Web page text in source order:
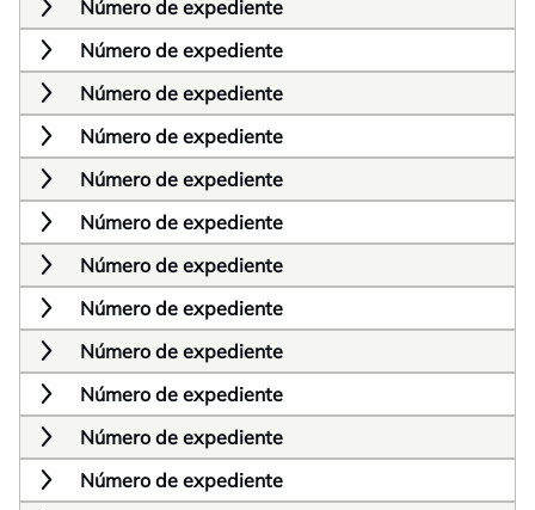
Número de expediente
Número de expediente
Número de expediente
Número de expediente
Número de expediente
Número de expediente
Número de expediente
Número de expediente
Número de expediente
Número de expediente
Número de expediente
Número de expediente